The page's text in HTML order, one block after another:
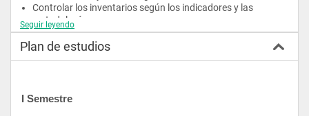
Controlar los inventarios según los indicadores y las
metodologías.
Generar nómina de acuerdo con la normatividad.
Atender clientes de acuerdo con el procedimiento de servicio
Seguir leyendo
Plan de estudios
I Semestre